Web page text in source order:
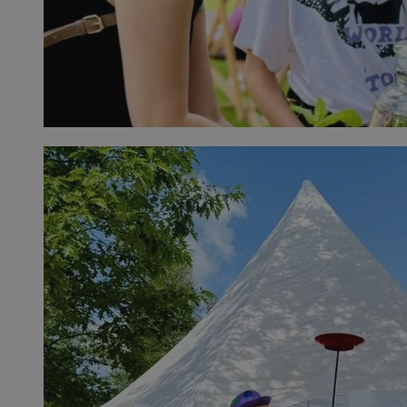
ustat_exc8mad1xduy0j7u0zfaiwzsrzvkyr .ustat.info
__eoi
ssh
Media Force Ltd
1 rok
DSID
Google LLC
.doubleclick.net
mc
Quality Unit LLC
.quantserve.com
1 rok 1
__Secure-YNID .youtube.com
mlcwc
.moloco.com
__mguid_
.mediago.io
openstat_rwj63gnvkvuh0j6uty938hedXs0jcf
.openstat.eu
x
.advolve.io